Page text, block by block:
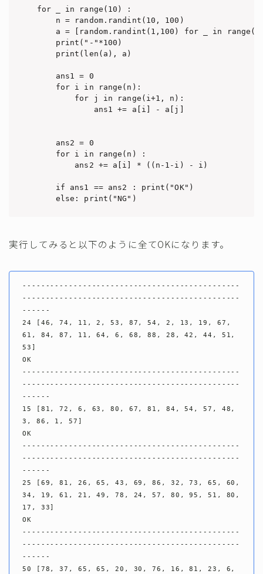
for _ in range(10) :
    n = random.randint(10, 100)
a = [random.randint(1,100) for _ in
    print("-"*100)
    print(len(a), a)
    ans1 = 0
    for i in range(n):
        for j in range(i+1, n):
            ans1 += a[i] - a[j]
    ans2 = 0
    for i in range(n) :
        ans2 += a[i] * ((n-1-i) - i)
    if ans1 == ans2 : print("OK")
実行してみると以下のように全てOKになります。
-----------------------------------------------
-----------------------------------------------
------
24 [46, 74, 11, 2, 53, 87, 54, 2, 13, 19, 67,
61, 84, 87, 11, 64, 6, 68, 88, 28, 42, 44, 51,
53]
OK
-----------------------------------------------
-----------------------------------------------
------
15 [81, 72, 6, 63, 80, 67, 81, 84, 54, 57, 48,
3, 86, 1, 57]
OK
-----------------------------------------------
-----------------------------------------------
------
25 [69, 81, 26, 65, 43, 69, 86, 32, 73, 65, 60,
34, 19, 61, 21, 49, 78, 24, 57, 80, 95, 51, 80,
17, 33]
OK
-----------------------------------------------
-----------------------------------------------
------
50 [78, 37, 65, 65, 20, 30, 76, 16, 81, 23, 6,